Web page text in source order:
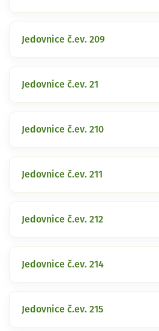
Jedovnice č.ev. 209
Jedovnice č.ev. 21
Jedovnice č.ev. 210
Jedovnice č.ev. 211
Jedovnice č.ev. 212
Jedovnice č.ev. 214
Jedovnice č.ev. 215